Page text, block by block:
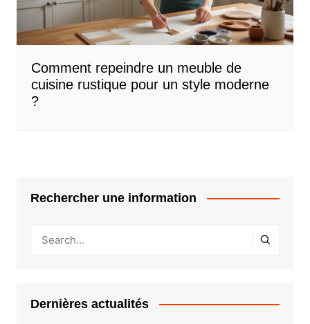
Comment repeindre un meuble de
cuisine rustique pour un style moderne
?
Rechercher une information
Dernières actualités